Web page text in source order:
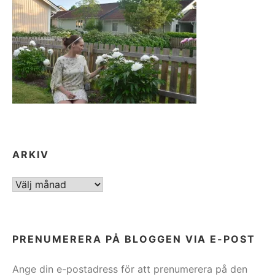
ARKIV
ARKIV
PRENUMERERA PÅ BLOGGEN VIA E-POST
Ange din e-postadress för att prenumerera på den